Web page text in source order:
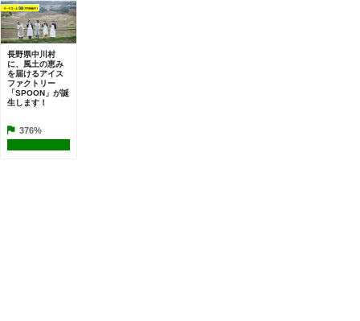
長野県中川村
に、風土の恵み
を届けるアイス
ファクトリー
「SPOON」が誕
生します！
376%